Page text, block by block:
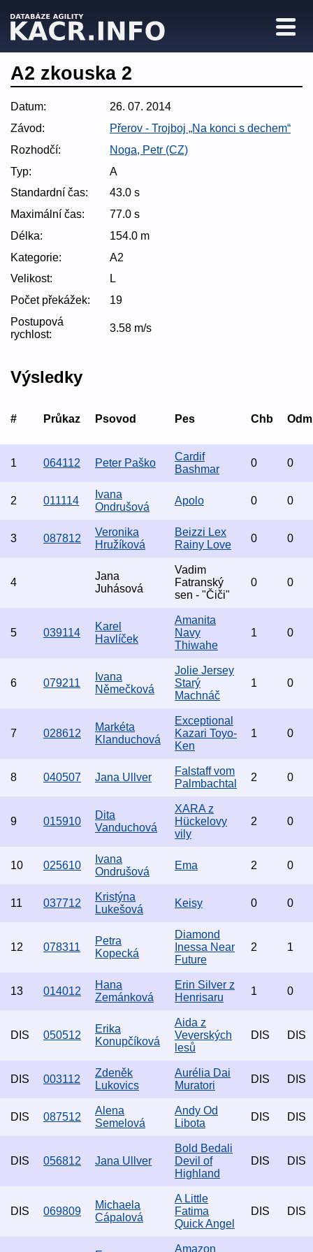
A2 zkouska 2
Datum:
26. 07. 2014
Závod:
Přerov - Trojboj „Na konci s dechem“
Rozhodčí:
Noga, Petr (CZ)
Typ:
A
Standardní čas:
43.0 s
Maximální čas:
77.0 s
Délka:
154.0 m
Kategorie:
A2
Velikost:
L
Počet překážek:
19
Postupová
rychlost:
3.58 m/s
Výsledky
# Průkaz Psovod Pes Chb Odm
1 064112 Peter Paško
Cardif
Bashmar
0 0
2 011114
Ivana
Ondrušová
Apolo 0 0
3 087812
Veronika
Hružíková
Beizzi Lex
Rainy Love
0 0
4
Jana
Juhásová
Vadim
Fatranský
sen - "Čiči"
0 0
5 039114
Karel
Havlíček
Amanita
Navy
Thiwahe
1 0
6 079211
Ivana
Němečková
Jolie Jersey
Starý
Machnáč
1 0
7 028612
Markéta
Klanduchová
Exceptional
Kazari Toyo-
Ken
1 0
8 040507 Jana Ullver
Falstaff vom
Palmbachtal
2 0
9 015910
Dita
Vanduchová
XARA z
Hückelovy
vily
2 0
10 025610
Ivana
Ondrušová
Ema 2 0
11 037712
Kristýna
Lukešová
Keisy 0 0
12 078311
Petra
Kopecká
Diamond
Inessa Near
Future
2 1
13 014012
Hana
Zemánková
Erin Silver z
Henrisaru
1 0
DIS 050512
Erika
Konupčíková
Aida z
Veverských
lesů
DIS DIS
DIS 003112
Zdeněk
Lukovics
Aurélia Dai
Muratori
DIS DIS
DIS 087512
Alena
Semelová
Andy Od
Libota
DIS DIS
DIS 056812 Jana Ullver
Bold Bedali
Devil of
Highland
DIS DIS
DIS 069809
Michaela
Cápalová
A Little
Fatima
Quick Angel
DIS DIS
Amazon